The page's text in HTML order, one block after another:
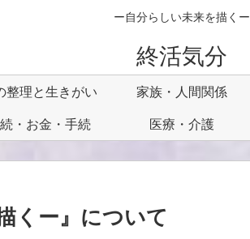
ー自分らしい未来を描くー
終活気分
整理と生きがい 家族・人間関係
・お金・手続
医療・介護
くー』について